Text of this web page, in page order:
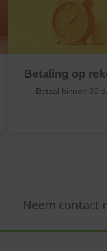
Betaling op
Betaal binnen 30
Neem contact